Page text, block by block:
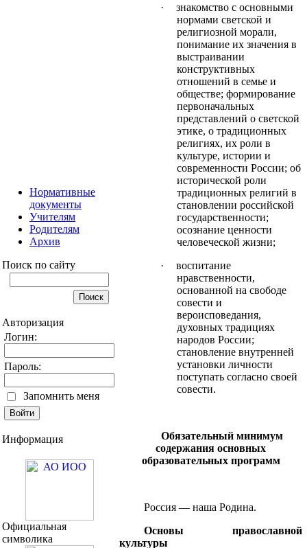
Нормативные
документы
Учителям
Родителям
Архив
Поиск по сайту
Авторизация
Логин:
Пароль:
Запомнить меня
Информация
Официальная
символика
·
знакомство с основными
нормами светской и
религиозной морали,
понимание их значения в
выстраивании
конструктивных
отношений в семье и
обществе; формирование
первоначальных
представлений о светской
этике, о традиционных
религиях, их роли в
культуре, истории и
современности России; об
исторической роли
традиционных религий в
становлении российской
государственности;
осознание ценности
человеческой жизни;
·
воспитание
нравственности,
основанной на свободе
совести и
вероисповедания,
духовных традициях
народов России;
становление внутренней
установки личности
поступать согласно своей
совести.
Обязательный минимум
содержания основных
образовательных программ
Россия — наша Родина.
Основы православной
культуры